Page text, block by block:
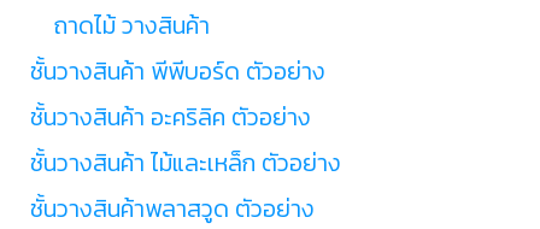
ถาดไม้ วางสินค้า
ชั้นวางสินค้า พีพีบอร์ด ตัวอย่าง
ชั้นวางสินค้า อะคริลิค ตัวอย่าง
ชั้นวางสินค้า ไม้และเหล็ก ตัวอย่าง
ชั้นวางสินค้าพลาสวูด ตัวอย่าง